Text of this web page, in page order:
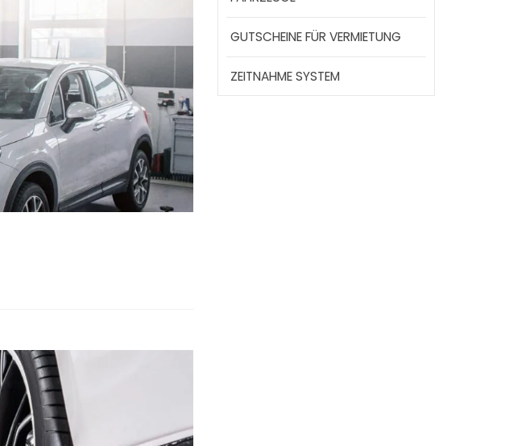
GUTSCHEINE FÜR VERMIETUNG
ZEITNAHME SYSTEM